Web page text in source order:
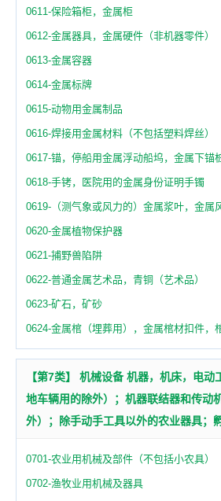
0611-保险箱柜，金属柜
0612-金属器具，金属硬件（非机器零件）
0613-金属容器
0614-金属标牌
0615-动物用金属制品
0616-焊接用金属材料（不包括塑料焊丝）
0617-锚，停船用金属浮动船坞，金属下锚
0618-手铐，医院用的金属身份证明手镯
0619-（测气象或风力的）金属浆叶，金属
0620-金属植物保护器
0621-捕野兽陷阱
0622-普通金属艺术品，青铜（艺术品）
0623-矿石，矿砂
0624-金属棺（埋葬用），金属棺材扣件，
【第7类】 机械设备 机器，机床，电
地车辆用的除外）；机器联结器和传动
外）；除手动手工具以外的农业器具；
0701-农业用机械及部件（不包括小农具）
0702-渔牧业用机械及器具